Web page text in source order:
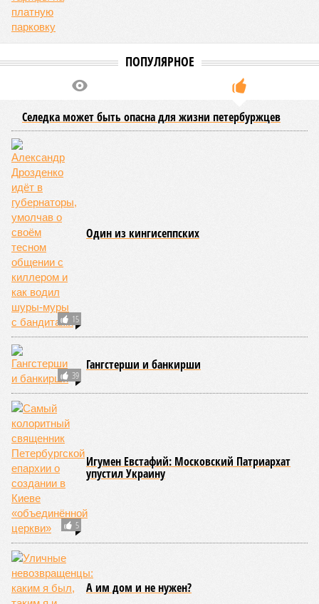
ПОПУЛЯРНОЕ
Селедка может быть опасна для жизни петербуржцев
15
Один из кингисеппских
39
Гангстерши и банкирши
5
Игумен Евстафий: Московский Патриархат
упустил Украину
А им дом и не нужен?